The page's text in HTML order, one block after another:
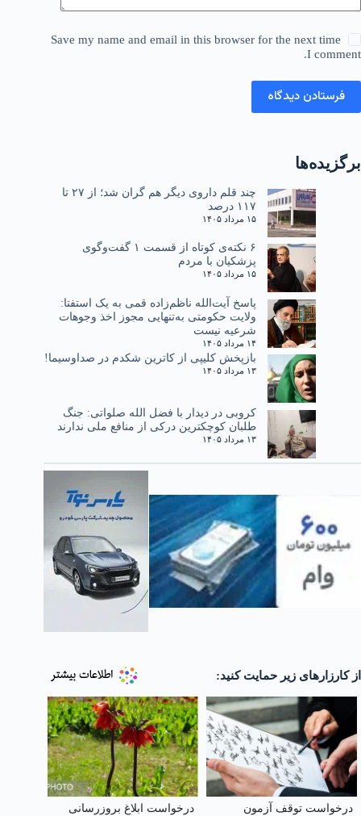
Save my name and email in this browser for the next time
I comment.
فرستادن دیدگاه
برگزیده‌ها
چند قلم داروی دیگر هم گران شد؛ از ۲۷ تا
۱۱۷ درصد
۱۵ مرداد ۱۴۰۵
۶ نکته‌ی کوتاه از قسمت ۱ گفت‌وگوی
پزشکیان با مردم
۱۵ مرداد ۱۴۰۵
پاسخ آیت‌الله ناظم‌زاده قمی به یک استفتا:
ولایت حکومتی به‌تنهایی مجوز اخذ وجوهات
شرعیه نیست
۱۴ مرداد ۱۴۰۵
بازپخش کلیپی از کاترین شکدم در صداوسیما!
۱۳ مرداد ۱۴۰۵
کروبی در دیدار با فضل الله صلواتی: جنگ
طلبان کوچکترین درکی از منافع ملی ندارند
۱۳ مرداد ۱۴۰۵
از کارزارهای زیر حمایت کنید:
درخواست توقف آزمون
درخواست ابلاغ بروز‌رسانی